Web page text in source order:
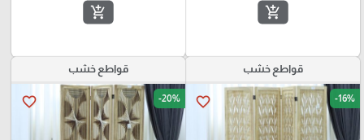
add_shopping_cart
add_shopping_cart
قواطع خشب
favorite_border -16%
قواطع خشب
favorite_border -20%